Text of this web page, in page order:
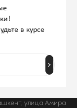
улица Амира
в курсе